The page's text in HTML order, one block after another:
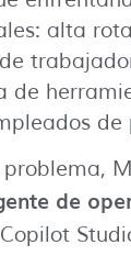
alta
de
de
de